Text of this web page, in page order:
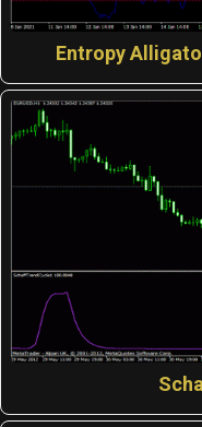
Entropy